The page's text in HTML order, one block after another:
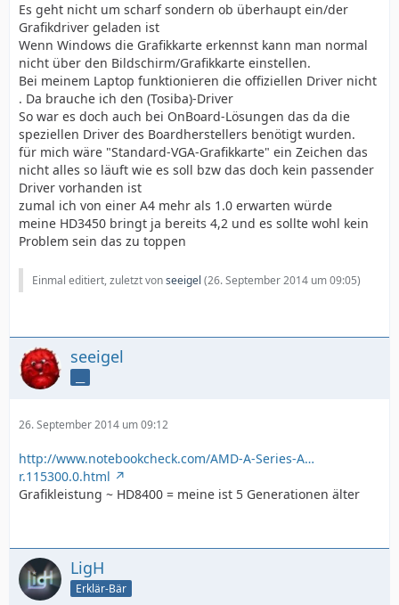
Es geht nicht um scharf sondern ob überhaupt ein/der
Grafikdriver geladen ist
Wenn Windows die Grafikkarte erkennst kann man normal
nicht über den Bildschirm/Grafikkarte einstellen.
Bei meinem Laptop funktionieren die offiziellen Driver nicht
. Da brauche ich den (Tosiba)-Driver
So war es doch auch bei OnBoard-Lösungen das da die
speziellen Driver des Boardherstellers benötigt wurden.
für mich wäre "Standard-VGA-Grafikkarte" ein Zeichen das
nicht alles so läuft wie es soll bzw das doch kein passender
Driver vorhanden ist
zumal ich von einer A4 mehr als 1.0 erwarten würde
meine HD3450 bringt ja bereits 4,2 und es sollte wohl kein
Problem sein das zu toppen
Einmal editiert, zuletzt vonseeigel (26. September 2014 um 09:05)
seeigel
26. September 2014 um 09:12
http://www.notebookcheck.com/AMD-A-Series-A…
r.115300.0.html
Grafikleistung ~ HD8400 = meine ist 5 Generationen älter
LigH
Erklär-Bär